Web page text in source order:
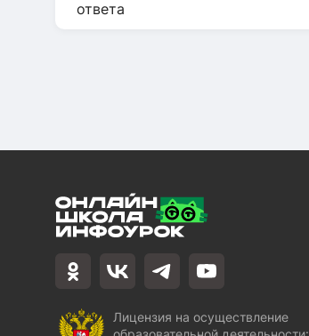
Лицензия на осуществление